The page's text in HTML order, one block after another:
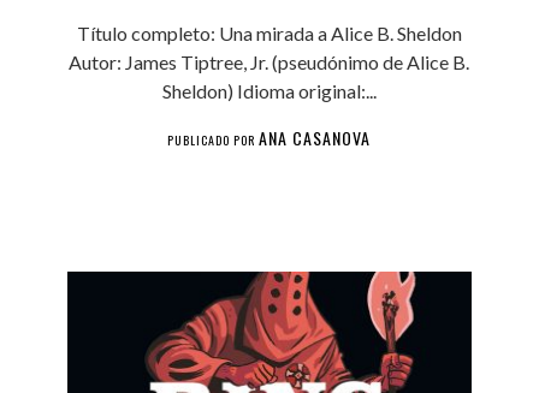
Título completo: Una mirada a Alice B. Sheldon
Autor: James Tiptree, Jr. (pseudónimo de Alice B.
Sheldon) Idioma original:...
PUBLICADO PORANA CASANOVA